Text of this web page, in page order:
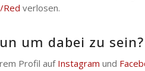
Red verlosen.
um dabei zu sein?
Profil aufInstagram und